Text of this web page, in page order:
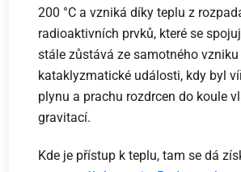
200 °C a vzniká díky teplu z
radioaktivních prvků, které se
stále zůstává ze samotného
kataklyzmatické události, kdy byl
plynu a prachu rozdrcen do koule
gravitací.
Kde je přístup k teplu, tam se dá